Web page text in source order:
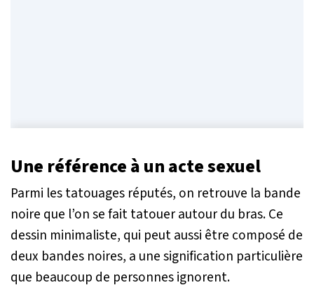
Une référence à un acte sexuel
Parmi les tatouages réputés, on retrouve la bande
noire que l’on se fait tatouer autour du bras. Ce
dessin minimaliste, qui peut aussi être composé de
deux bandes noires, a une signification particulière
que beaucoup de personnes ignorent.